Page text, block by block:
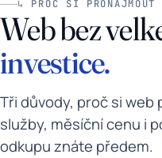
↳ PROČ SI PRONAJMOUT
Web bez
investice.
Tři důvody, proč si web
služby, měsíční cenu i
odkupu znáte předem.